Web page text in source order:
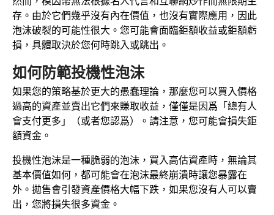
存。由於它們幾乎沒有內在價值，也沒有實際應用，因此
泡沫破裂的可能性很大。您可能會面臨鉅額收益或鉅額虧
損，具體取決於您何時跳入或跳出。
如何防範投機性泡沫
如果您的策略基於更大的愚蠢理論，那麼您可以買入價格
過高的資產並賣出它們來賺取收益，僅僅是因爲「總有人
會支付更多」（或者您認爲）。請注意，您可能會損失鉅
額資金。
投機性泡沫是一種脆弱的泡沫，買入高估資產時，無論其
基本價值如何，都可能會在泡沫最終崩潰時讓您暴露在
外。拋售會引發資產價格大幅下跌，如果您沒有人可以賣
出，您將損失很多資金。